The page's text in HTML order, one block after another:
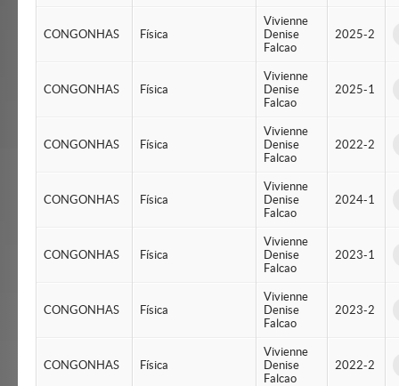
CONGONHAS Física
Vivienne
Denise
Falcao
2025-2
CONGONHAS Física
Vivienne
Denise
Falcao
2025-1
CONGONHAS Física
Vivienne
Denise
Falcao
2022-2
CONGONHAS Física
Vivienne
Denise
Falcao
2024-1
CONGONHAS Física
Vivienne
Denise
Falcao
2023-1
CONGONHAS Física
Vivienne
Denise
Falcao
2023-2
CONGONHAS Física
Vivienne
Denise
Falcao
2022-2